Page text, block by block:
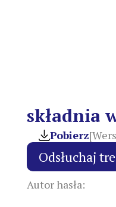
składnia
Pobierz
Autor hasła: